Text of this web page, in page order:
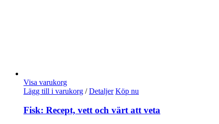
Visa varukorg
Lägg till i varukorg / Detaljer Köp nu
Fisk: Recept, vett och värt att veta